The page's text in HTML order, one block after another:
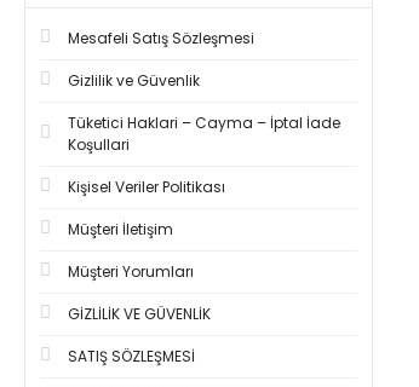
Mesafeli Satış Sözleşmesi
Gizlilik ve Güvenlik
Tüketici Haklari – Cayma – İptal İade
Koşullari
Kişisel Veriler Politikası
Müşteri İletişim
Müşteri Yorumları
GİZLİLİK VE GÜVENLİK
SATIŞ SÖZLEŞMESİ